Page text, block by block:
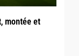
montée et